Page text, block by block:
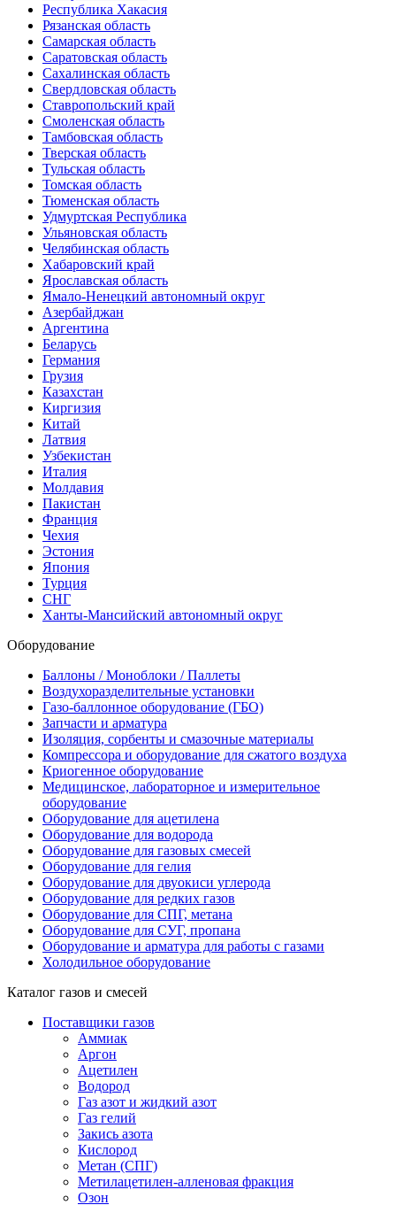
Республика Хакасия
Рязанская область
Самарская область
Саратовская область
Сахалинская область
Свердловская область
Ставропольский край
Смоленская область
Тамбовская область
Тверская область
Тульская область
Томская область
Тюменская область
Удмуртская Республика
Ульяновская область
Челябинская область
Хабаровский край
Ярославская область
Ямало-Ненецкий автономный округ
Азербайджан
Аргентина
Беларусь
Германия
Грузия
Казахстан
Киргизия
Китай
Латвия
Узбекистан
Италия
Молдавия
Пакистан
Франция
Чехия
Эстония
Япония
Турция
СНГ
Ханты-Мансийский автономный округ
Оборудование
Баллоны / Моноблоки / Паллеты
Воздухоразделительные установки
Газо-баллонное оборудование (ГБО)
Запчасти и арматура
Изоляция, сорбенты и смазочные материалы
Компрессора и оборудование для сжатого воздуха
Криогенное оборудование
Медицинское, лабораторное и измерительное
оборудование
Оборудование для ацетилена
Оборудование для водорода
Оборудование для газовых смесей
Оборудование для гелия
Оборудование для двуокиси углерода
Оборудование для редких газов
Оборудование для СПГ, метана
Оборудование для СУГ, пропана
Оборудование и арматура для работы с газами
Холодильное оборудование
Каталог газов и смесей
Поставщики газов
Аммиак
Аргон
Ацетилен
Водород
Газ азот и жидкий азот
Газ гелий
Закись азота
Кислород
Метан (СПГ)
Метилацетилен-алленовая фракция
Озон